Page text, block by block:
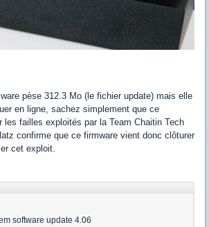
pèse 312.3 Mo (le fichier update) mais elle
en ligne, sachez simplement que ce
les failles exploités par la Team Chaitin Tech
confirme que ce firmware vient donc clôturer
cet exploit.
software update 4.06